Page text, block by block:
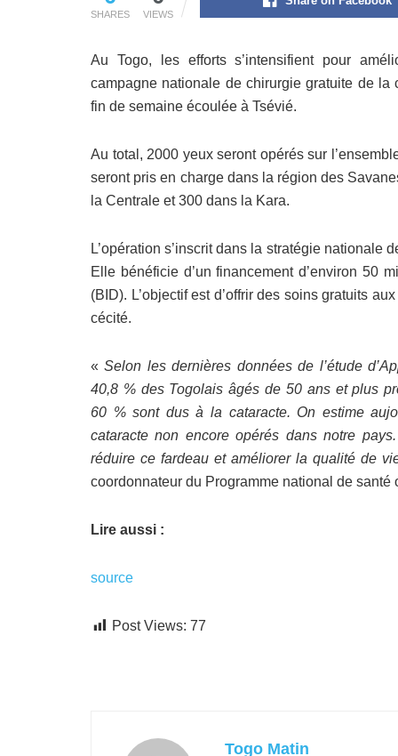
SHARES VIEWS
Au Togo, les efforts s’intensifient pour
campagne nationale de chirurgie gratuite de la
fin de semaine écoulée à Tsévié.
Au total, 2000 yeux seront opérés sur
seront pris en charge dans la région des
la Centrale et 300 dans la Kara.
L’opération s’inscrit dans la stratégie nationale
Elle bénéficie d’un financement d’environ 50
(BID). L’objectif est d’offrir des soins gratuits
cécité.
«Selon les dernières données de l’étude
40,8 % des Togolais âgés de 50 ans et plus
60 % sont dus à la cataracte. On estime
cataracte non encore opérés dans notre
réduire ce fardeau et améliorer la qualité de
coordonnateur du Programme national de santé
Lire aussi :
source
Post Views: 77
Togo Matin